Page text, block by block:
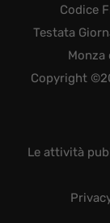
Codice
Testata
Copyright
Le attività